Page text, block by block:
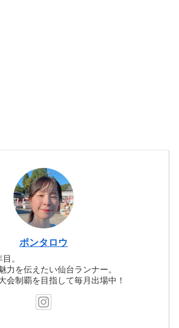
ポンタロウ
。
力を伝えたい仙台ランナー。
会制覇を目指して毎月出場中！